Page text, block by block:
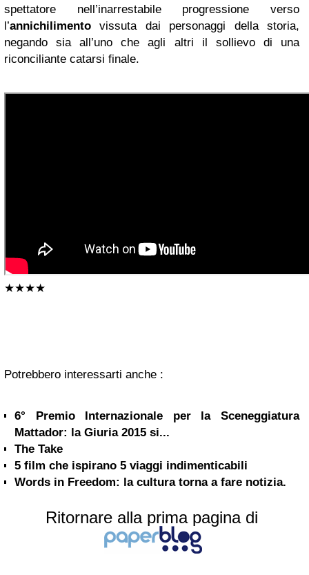
spettatore nell’inarrestabile progressione verso
l’annichilimento vissuta dai personaggi della storia,
negando sia all’uno che agli altri il sollievo di una
riconciliante catarsi finale.
★★★★
Potrebbero interessarti anche :
6° Premio Internazionale per la Sceneggiatura
Mattador: la Giuria 2015 si...
The Take
5 film che ispirano 5 viaggi indimenticabili
Words in Freedom: la cultura torna a fare notizia.
Ritornare alla prima pagina di